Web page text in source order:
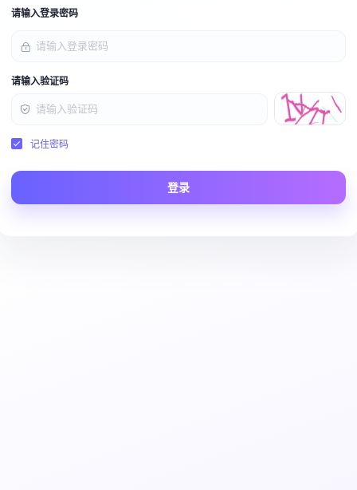
请输入登录密码
请输入验证码
记住密码
登录